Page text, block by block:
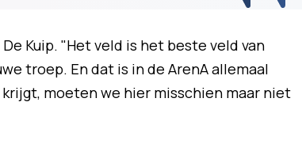
Kuip. "Het veld is het beste veld van
troep. En dat is in de ArenA allemaal
moeten we hier misschien maar niet